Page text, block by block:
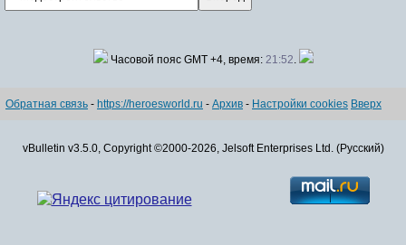
Часовой пояс GMT +4, время: 21:52.
Обратная связь - https://heroesworld.ru - Архив - Настройки cookies Вверх
vBulletin v3.5.0, Copyright ©2000-2026, Jelsoft Enterprises Ltd. (Русский)